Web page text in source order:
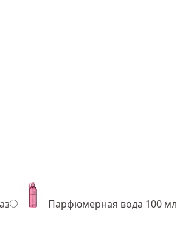
Парфюмерная вода 100 мл